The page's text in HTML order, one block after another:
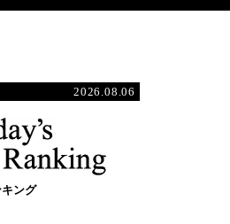
2026.08.06
ング